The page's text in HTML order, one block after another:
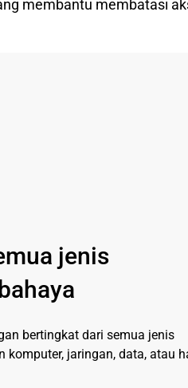
membantu membatasi
jenis
bertingkat dari semua jenis
komputer, jaringan, data, atau